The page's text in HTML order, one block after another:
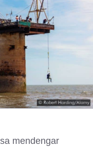
mendengar